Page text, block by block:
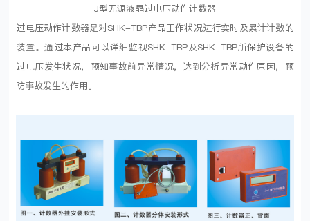
J型无源液晶过电压动作计数器
过电压动作计数器是对SHK-TBP产品工作状况进行实时及累计计数的
装置。通过本产品可以详细监视SHK-TBP及SHK-TBP所保护设备的
过电压发生状况，预知事故前异常情况，达到分析异常动作原因，预
防事故发生的作用。